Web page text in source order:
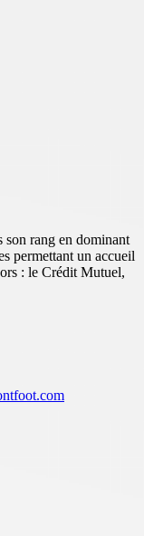
son rang en dominant
permettant un accueil
: le Crédit Mutuel,